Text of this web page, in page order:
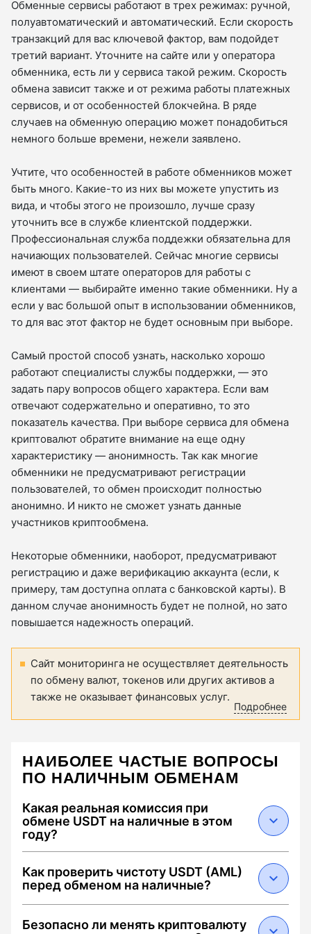
Обменные сервисы работают в трех режимах: ручной,
полуавтоматический и автоматический. Если скорость
транзакций для вас ключевой фактор, вам подойдет
третий вариант. Уточните на сайте или у оператора
обменника, есть ли у сервиса такой режим. Скорость
обмена зависит также и от режима работы платежных
сервисов, и от особенностей блокчейна. В ряде
случаев на обменную операцию может понадобиться
немного больше времени, нежели заявлено.
Учтите, что особенностей в работе обменников может
быть много. Какие-то из них вы можете упустить из
вида, и чтобы этого не произошло, лучше сразу
уточнить все в службе клиентской поддержки.
Профессиональная служба поддежки обязательна для
начиающих пользователей. Сейчас многие сервисы
имеют в своем штате операторов для работы с
клиентами — выбирайте именно такие обменники. Ну а
если у вас большой опыт в использовании обменников,
то для вас этот фактор не будет основным при выборе.
Самый простой способ узнать, насколько хорошо
работают специалисты службы поддержки, — это
задать пару вопросов общего характера. Если вам
отвечают содержательно и оперативно, то это
показатель качества. При выборе сервиса для обмена
криптовалют обратите внимание на еще одну
характеристику — анонимность. Так как многие
обменники не предусматривают регистрации
пользователей, то обмен происходит полностью
анонимно. И никто не сможет узнать данные
участников криптообмена.
Некоторые обменники, наоборот, предусматривают
регистрацию и даже верификацию аккаунта (если, к
примеру, там доступна оплата с банковской карты). В
данном случае анонимность будет не полной, но зато
повышается надежность операций.
Сайт мониторинга не осуществляет деятельность
по обмену валют, токенов или других активов а
также не оказывает финансовых услуг.
Подробнее
НАИБОЛЕЕ ЧАСТЫЕ ВОПРОСЫ
ПО НАЛИЧНЫМ ОБМЕНАМ
Какая реальная комиссия при
обмене USDT на наличные в этом
году?
составляет от 0.5% до 2.5%. Она складывается
из: 1) спреда обменника (0.1–1.5%), 2) сетевого
наличии энергии) и 3) комиссии за
Как проверить чистоту USDT (AML)
перед обменом на наличные?
выбирайте обменники с меткой "Low AML Risk".
Безопасно ли менять криптовалюту